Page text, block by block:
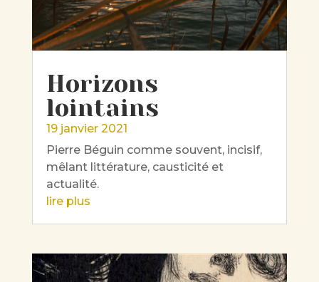
Horizons
lointains
19 janvier 2021
Pierre Béguin comme souvent, incisif,
mêlant littérature, causticité et
actualité.
lire plus